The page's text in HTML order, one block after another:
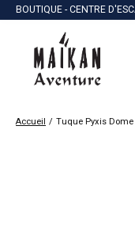
BOUTIQUE - CENTRE
Accueil / Tuque Pyxis